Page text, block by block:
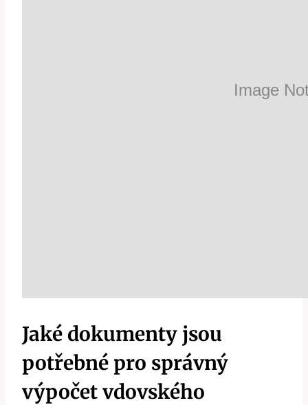
Jaké dokumenty jsou
potřebné pro správný
výpočet vdovského